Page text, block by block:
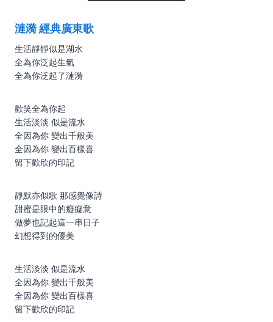
漣漪 經典廣東歌
生活靜靜似是湖水
全為你泛起生氣
全為你泛起了漣漪
歡笑全為你起
生活淡淡 似是流水
全因為你 變出千般美
全因為你 變出百樣喜
留下歡欣的印記
靜默亦似歌 那感覺像詩
甜蜜是眼中的癡癡意
做夢也記起這一串日子
幻想得到的優美
生活淡淡 似是流水
全因為你 變出千般美
全因為你 變出百樣喜
留下歡欣的印記